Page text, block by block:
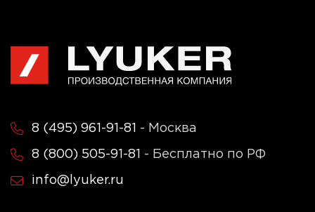
8 (495) 961-91-81 - Москва
8 (800) 505-91-81 - Бесплатно по РФ
info@lyuker.ru